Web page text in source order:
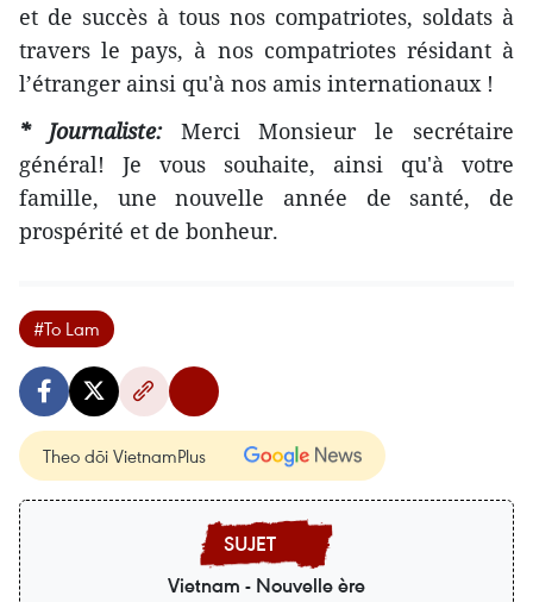
et de succès à tous nos compatriotes, soldats à
travers le pays, à nos compatriotes résidant à
l’étranger ainsi qu'à nos amis internationaux !
* Journaliste:
Merci Monsieur le secrétaire
général! Je vous souhaite, ainsi qu'à votre
famille, une nouvelle année de santé, de
prospérité et de bonheur.
#To Lam
Theo dõi VietnamPlus
Vietnam - Nouvelle ère